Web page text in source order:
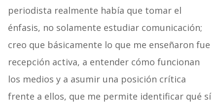
periodista realmente había que tomar el
énfasis, no solamente estudiar comunicación;
creo que básicamente lo que me enseñaron fue
recepción activa, a entender cómo funcionan
los medios y a asumir una posición crítica
frente a ellos, que me permite identificar qué sí